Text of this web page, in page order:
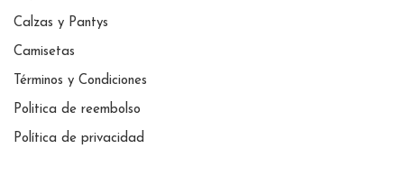
Calzas y Pantys
Camisetas
Términos y Condiciones
Politica de reembolso
Política de privacidad